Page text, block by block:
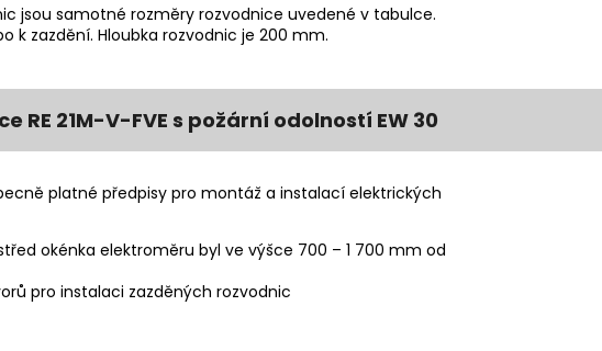
jsou samotné rozměry rozvodnice uvedené v tabulce.
k zazdění. Hloubka rozvodnic je 200 mm.
21M-V-FVE s požární odolností EW 30
platné předpisy pro montáž a instalací elektrických
okénka elektroměru byl ve výšce 700 – 1 700 mm od
pro instalaci zazděných rozvodnic